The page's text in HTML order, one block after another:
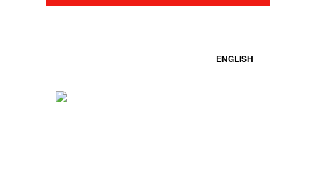
ENGLISH